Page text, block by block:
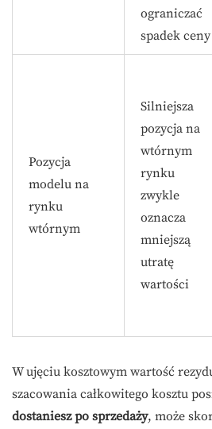
ograniczać
spadek ceny
Pozycja
modelu na
rynku
wtórnym
Silniejsza
pozycja na
wtórnym
rynku
zwykle
oznacza
mniejszą
utratę
wartości
W ujęciu kosztowym wartość
szacowania całkowitego kosztu
dostaniesz po sprzedaży, może